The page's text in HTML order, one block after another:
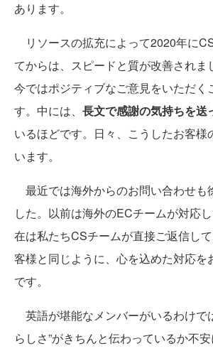
あります。
リソースの拡充によって2020年に
てからは、スピードと質が改善されま
今ではポジティブなご意見をいただく
す。中には、 長文で感謝の気持ちを送
いるほどです。日々、こうしたお客様
います。
最近では海外からのお問い合わせも
した。以前は海外のECチームが対応
在は私たちCSチームが直接ご返信し
客様と同じように、心を込めた対応を
です。
英語が堪能なメンバーがいるわけで
らしさ”がきちんと伝わっているか不